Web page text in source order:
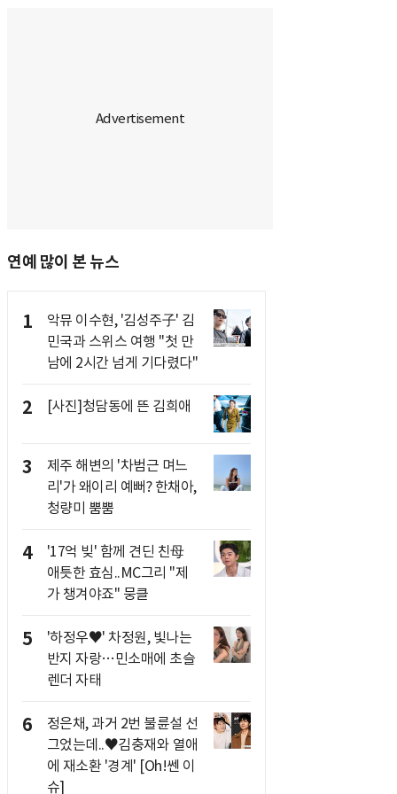
연예 많이 본 뉴스
1
악뮤 이수현, '김성주子' 김
민국과 스위스 여행 "첫 만
남에 2시간 넘게 기다렸다"
2 [사진]청담동에 뜬 김희애
3
제주 해변의 '차범근 며느
리'가 왜이리 예뻐? 한채아,
청량미 뿜뿜
4
'17억 빚' 함께 견딘 친母
애틋한 효심..MC그리 "제
가 챙겨야죠" 뭉클
5
'하정우♥' 차정원, 빛나는
반지 자랑…민소매에 초슬
렌더 자태
6
정은채, 과거 2번 불륜설 선
그었는데..♥김충재와 열애
에 재소환 '경계' [Oh!쎈 이
슈]